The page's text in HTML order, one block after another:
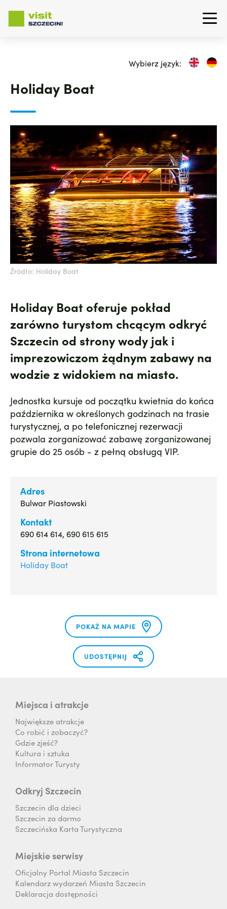
Wybierz język:
Holiday Boat
Źródło: Holiday Boat
Holiday Boat oferuje pokład
zarówno turystom chcącym odkryć
Szczecin od strony wody jak i
imprezowiczom żądnym zabawy na
wodzie z widokiem na miasto.
Jednostka kursuje od początku kwietnia do końca
października w określonych godzinach na trasie
turystycznej, a po telefonicznej rezerwacji
pozwala zorganizować zabawę zorganizowanej
grupie do 25 osób - z pełną obsługą VIP.
Adres
Bulwar Piastowski
Kontakt
690 614 614, 690 615 615
Strona internetowa
Holiday Boat
POKAŻ NA MAPIE
UDOSTĘPNIJ
Miejsca i atrakcje
Największe atrakcje
Co robić i zobaczyć?
Gdzie zjeść?
Kultura i sztuka
Informator Turysty
Odkryj Szczecin
Szczecin dla dzieci
Szczecin za darmo
Szczecińska Karta Turystyczna
Miejskie serwisy
Oficjalny Portal Miasta Szczecin
Kalendarz wydarzeń Miasta Szczecin
Deklaracja dostępności